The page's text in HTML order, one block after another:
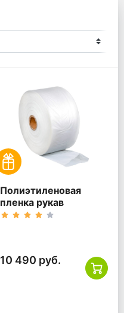
Полиэтиленовая
пленка рукав
10 490 руб.